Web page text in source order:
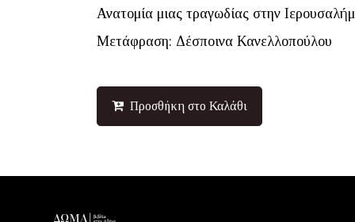
Ανατομία μιας τραγωδίας στην Ιερουσαλήμ
Μετάφραση: Δέσποινα Κανελλοπούλου
Προσθήκη στο Καλάθι